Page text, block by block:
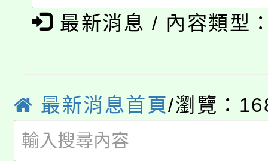
程
「本色祭」8/29、30在
局官網。
8月14至27日，桃園電
開!
115年桃園市運動會8/
最新消息 / 內容類型
最新消息首頁/瀏覽：